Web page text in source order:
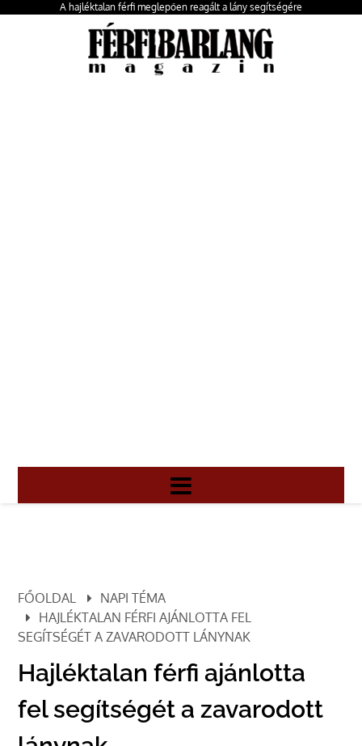
A hajléktalan férfi meglepően reagált a lány segítségére
FŐOLDAL
NAPI TÉMA
HAJLÉKTALAN FÉRFI AJÁNLOTTA FEL
SEGÍTSÉGÉT A ZAVARODOTT LÁNYNAK
Hajléktalan férfi ajánlotta
fel segítségét a zavarodott